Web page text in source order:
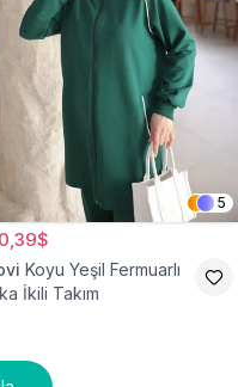
5
Koyu Yeşil Fermuarlı
İkili Takım